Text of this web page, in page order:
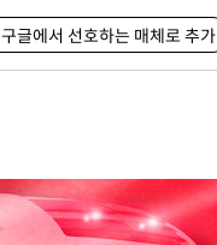
구글에서 선호하는 매체로 추가